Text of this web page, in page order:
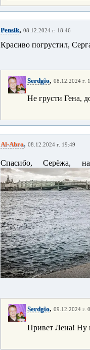
Pensik, 08.12.2024 г. 18:46
Красиво погрустил,
Serdgio, 08.12.2024 г.
Не грусти Гена,
Al-Abra, 08.12.2024 г. 19:49
Спасибо, Серёжа,
Serdgio, 09.12.2024 г.
Привет Лена! Ну